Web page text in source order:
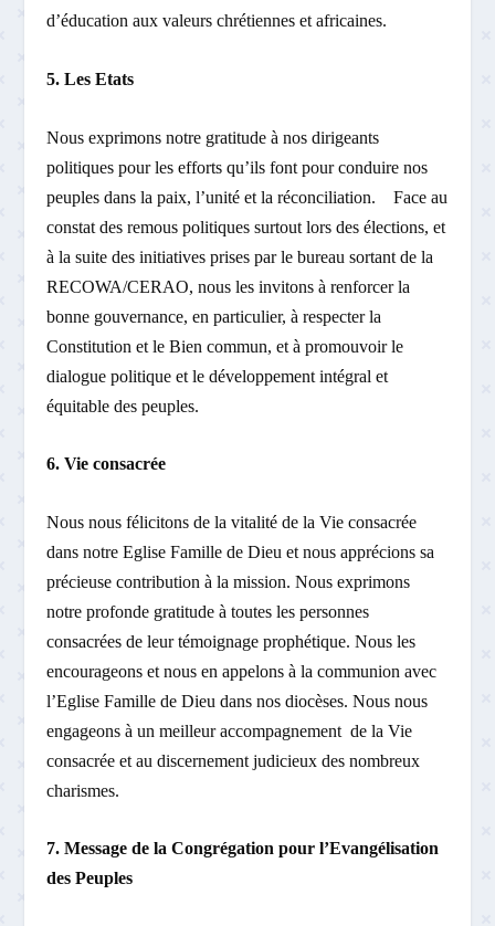
d’éducation aux valeurs chrétiennes et africaines.
5. Les Etats
Nous exprimons notre gratitude à nos dirigeants
politiques pour les efforts qu’ils font pour conduire nos
peuples dans la paix, l’unité et la réconciliation. Face au
constat des remous politiques surtout lors des élections, et
à la suite des initiatives prises par le bureau sortant de la
RECOWA/CERAO, nous les invitons à renforcer la
bonne gouvernance, en particulier, à respecter la
Constitution et le Bien commun, et à promouvoir le
dialogue politique et le développement intégral et
équitable des peuples.
6. Vie consacrée
Nous nous félicitons de la vitalité de la Vie consacrée
dans notre Eglise Famille de Dieu et nous apprécions sa
précieuse contribution à la mission. Nous exprimons
notre profonde gratitude à toutes les personnes
consacrées de leur témoignage prophétique. Nous les
encourageons et nous en appelons à la communion avec
l’Eglise Famille de Dieu dans nos diocèses. Nous nous
engageons à un meilleur accompagnement de la Vie
consacrée et au discernement judicieux des nombreux
charismes.
7. Message de la Congrégation pour l’Evangélisation
des Peuples